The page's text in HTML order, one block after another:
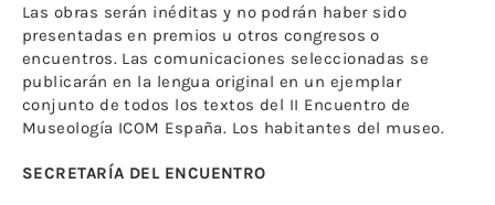
Las obras serán inéditas y no podrán haber sido
presentadas en premios u otros congresos o
encuentros. Las comunicaciones seleccionadas se
publicarán en la lengua original en un ejemplar
conjunto de todos los textos del II Encuentro de
Museología ICOM España. Los habitantes del museo.
SECRETARÍA DEL ENCUENTRO